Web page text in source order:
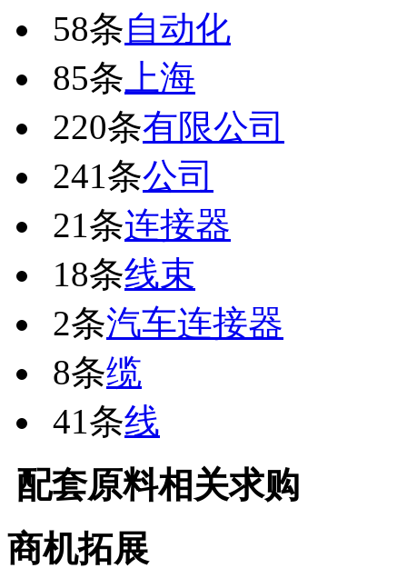
58条自动化
85条 上海
220条有限公司
241条公司
21条连接器
18条线束
2条汽车连接器
8条缆
41条线
配套原料相关求购
商机拓展